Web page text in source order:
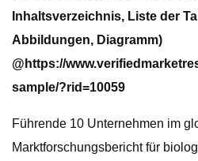
Inhaltsverzeichnis, Liste der
Abbildungen, Diagramm)
@ https://
sample/?rid=10059
Führende 10 Unternehmen im
Marktforschungsbericht für